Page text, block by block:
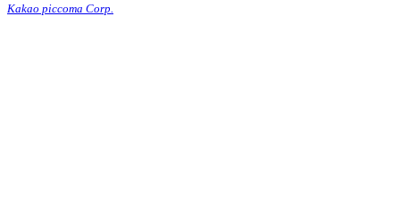
Kakao piccoma Corp.